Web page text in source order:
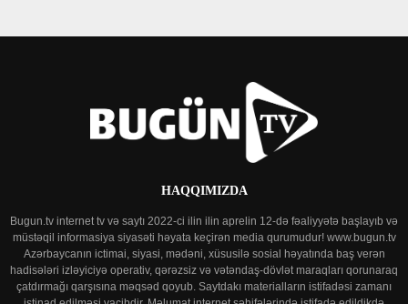
HAQQIMIZDA
Bugun.tv internet tv və saytı 2022-ci ilin ilin aprelin 12-də fəaliyyətə başlayıb və
müstəqil informasiya siyasəti həyata keçirən media qurumudur! www.bugun.tv
Azərbaycanın ictimai, siyasi, mədəni, xüsusilə sosial həyatında baş verən
hadisələri izləyiciyə operativ, qərəzsiz və vətəndaş-dövlət maraqları qorunaraq
çatdırmağı qarşısına məqsəd qoyub. Saytdakı materialların istifadəsi zamanı